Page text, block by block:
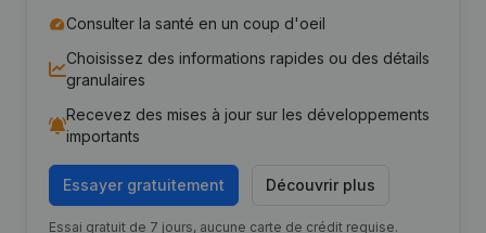
Consulter la santé en un coup d'oeil
Choisissez des informations rapides ou des détails
granulaires
Recevez des mises à jour sur les développements
importants
Essayer gratuitement Découvrir plus
Essai gratuit de 7 jours, aucune carte de crédit requise.